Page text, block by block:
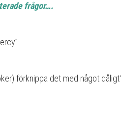
frågor….
förknippa det med något